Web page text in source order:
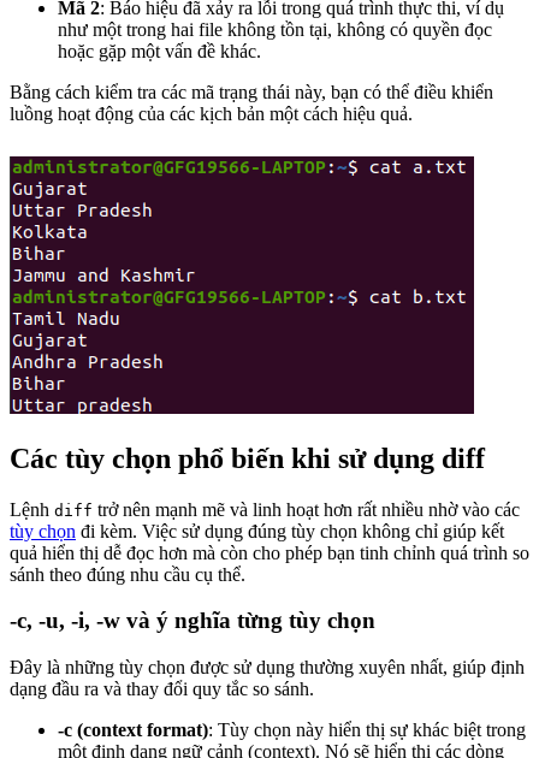
Mã 2: Báo hiệu đã xảy ra lỗi trong quá trình thực thi, ví dụ
như một trong hai file không tồn tại, không có quyền đọc
hoặc gặp một vấn đề khác.
Bằng cách kiểm tra các mã trạng thái này, bạn có thể điều khiển
luồng hoạt động của các kịch bản một cách hiệu quả.
Các tùy chọn phổ biến khi sử dụng diff
Lệnh diff trở nên mạnh mẽ và linh hoạt hơn rất nhiều nhờ vào các
tùy chọn đi kèm. Việc sử dụng đúng tùy chọn không chỉ giúp kết
quả hiển thị dễ đọc hơn mà còn cho phép bạn tinh chỉnh quá trình so
sánh theo đúng nhu cầu cụ thể.
-c, -u, -i, -w và ý nghĩa từng tùy chọn
Đây là những tùy chọn được sử dụng thường xuyên nhất, giúp định
dạng đầu ra và thay đổi quy tắc so sánh.
-c (context format): Tùy chọn này hiển thị sự khác biệt trong
một định dạng ngữ cảnh (context). Nó sẽ hiển thị các dòng